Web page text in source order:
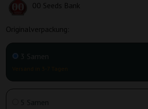
00 Seeds Bank
Originalverpackung:
3 Samen
Versand in 3-7 Tagen
5 Samen